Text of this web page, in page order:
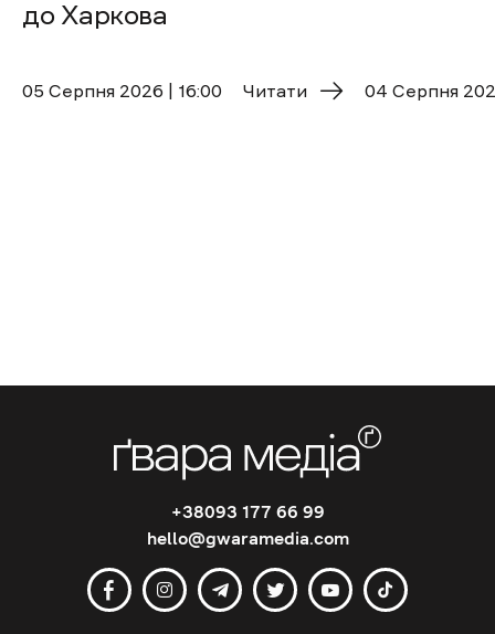
до Харкова
05 Cерпня 2026 | 16:00 Читати 04 Cерпня
+38093 177 66 99
hello@gwaramedia.com